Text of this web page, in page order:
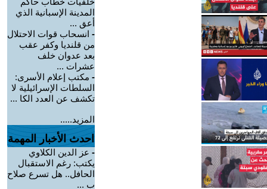
المدينة الإسبانية الذي
أعق ...
- انسحاب قوات الاحتلال
من قلنديا وكفر عقب
بعد عدوان خلف
عشرات ...
- مكتب إعلام الأسرى:
السلطات الإسرائيلية لا
تكشف عن العدد الكا ...
المزيد.....
احدث الأخبار المهمة
- عز الدين الكلاوي
يكتب: رغم الاستقبال
الحافل.. هل تسرع صلاح
ب ...